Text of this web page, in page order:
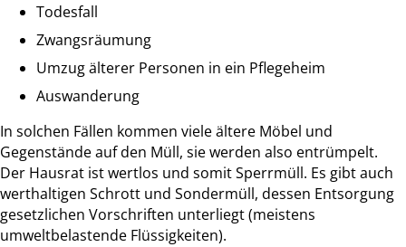
Todesfall
Zwangsräumung
Umzug älterer Personen in ein Pflegeheim
Auswanderung
In solchen Fällen kommen viele ältere Möbel und
Gegenstände auf den Müll, sie werden also entrümpelt.
Der Hausrat ist wertlos und somit Sperrmüll. Es gibt auch
werthaltigen Schrott und Sondermüll, dessen Entsorgung
gesetzlichen Vorschriften unterliegt (meistens
umweltbelastende Flüssigkeiten).